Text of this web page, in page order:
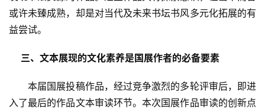
研
究
或许未臻成熟，却是对当代及未来书坛书风多元化拓展的有
益尝试。
三、文本展现的文化素养是国展作者的必备要素
本届国展投稿作品，经过竞争激烈的多轮评审后，即进
入了最后的作品文本审读环节。本次国展作品审读的创新点